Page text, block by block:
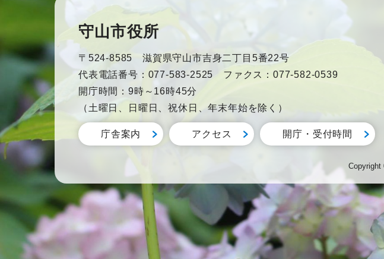
守山市役所
〒524-8585 滋賀県守山市吉身二丁目5番22号
代表電話番号：077-583-2525 ファクス：077-582-0539
開庁時間：9時～16時45分
（土曜日、日曜日、祝休日、年末年始を除く）
庁舎案内 アクセス 開庁・受付時間
Copyright